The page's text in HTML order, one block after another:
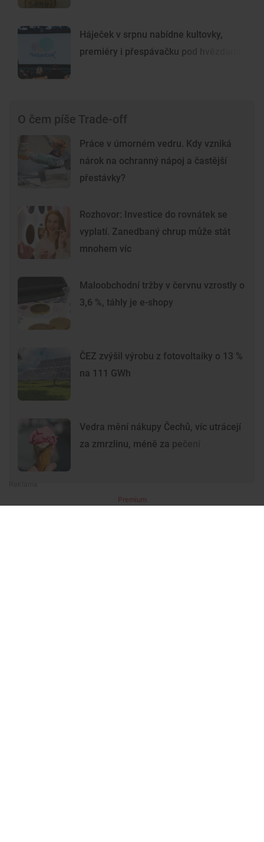
Háječek v srpnu nabídne kultovky,
premiéry i přespávačku pod hvězdami
O čem píše Trade-off
Práce v úmorném vedru. Kdy vzniká
nárok na ochranný nápoj a častější
přestávky?
Rozhovor: Investice do rovnátek se
vyplatí. Zanedbaný chrup může stát
mnohem víc
Maloobchodní tržby v červnu vzrostly o
3,6 %, táhly je e-shopy
ČEZ zvýšil výrobu z fotovoltaiky o 13 %
na 111 GWh
Vedra mění nákupy Čechů, víc utrácejí
za zmrzlinu, méně za pečení
Premium